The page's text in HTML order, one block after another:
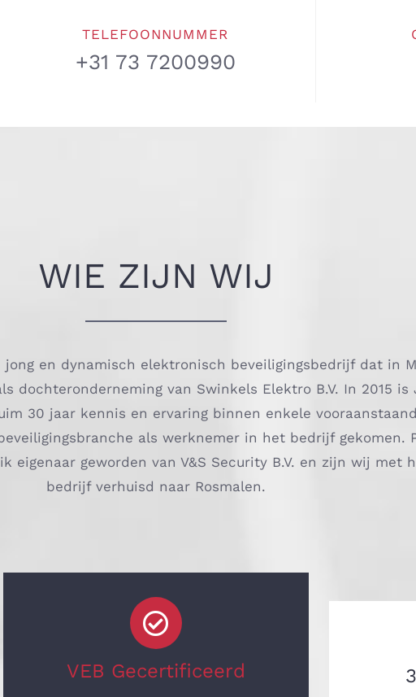
TELEFOONNUMMER
+31 73 7200990
WIE ZIJN WIJ
jong en dynamisch elektronisch beveiligingsbedrijf dat in
dochteronderneming van Swinkels Elektro B.V. In 2015 is
30 jaar kennis en ervaring binnen enkele
als werknemer in het bedrijf gekomen.
eigenaar geworden van V&S Security B.V. en zijn wij met
bedrijf verhuisd naar Rosmalen.
VEB Gecertificeerd